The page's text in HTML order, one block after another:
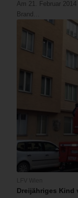
Am 21. Februar
Brand…
Dreijähriges Kind